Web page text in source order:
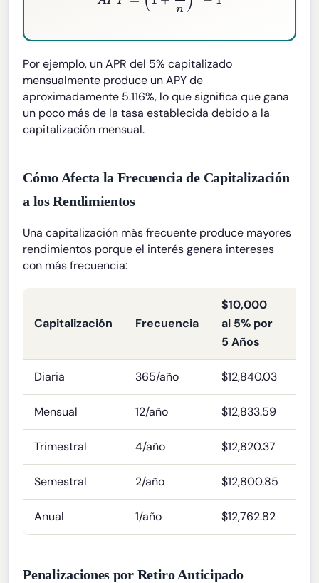
Por ejemplo, un APR del 5% capitalizado
mensualmente produce un APY de
aproximadamente 5.116%, lo que significa que gana
un poco más de la tasa establecida debido a la
capitalización mensual.
Cómo Afecta la Frecuencia de Capitalización
a los Rendimientos
Una capitalización más frecuente produce mayores
rendimientos porque el interés genera intereses
con más frecuencia:
Capitalización Frecuencia
$10,000
al 5% por
5 Años
Diaria 365/año $12,840.03
Mensual 12/año $12,833.59
Trimestral 4/año $12,820.37
Semestral 2/año $12,800.85
Anual 1/año $12,762.82
Penalizaciones por Retiro Anticipado